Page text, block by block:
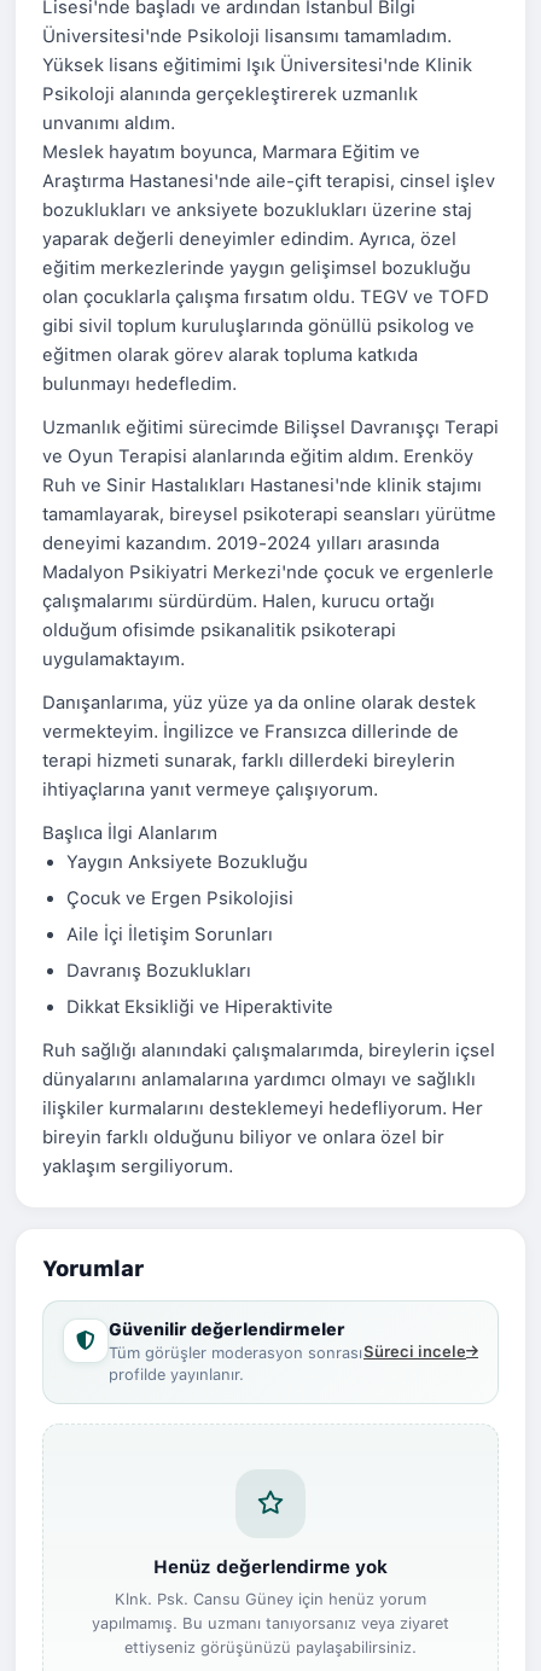
Lisesi'nde başladı ve ardından İstanbul Bilgi
Üniversitesi'nde Psikoloji lisansımı tamamladım.
Yüksek lisans eğitimimi Işık Üniversitesi'nde Klinik
Psikoloji alanında gerçekleştirerek uzmanlık
unvanımı aldım.
Meslek hayatım boyunca, Marmara Eğitim ve
Araştırma Hastanesi'nde aile-çift terapisi, cinsel işlev
bozuklukları ve anksiyete bozuklukları üzerine staj
yaparak değerli deneyimler edindim. Ayrıca, özel
eğitim merkezlerinde yaygın gelişimsel bozukluğu
olan çocuklarla çalışma fırsatım oldu. TEGV ve TOFD
gibi sivil toplum kuruluşlarında gönüllü psikolog ve
eğitmen olarak görev alarak topluma katkıda
bulunmayı hedefledim.
Uzmanlık eğitimi sürecimde Bilişsel Davranışçı Terapi
ve Oyun Terapisi alanlarında eğitim aldım. Erenköy
Ruh ve Sinir Hastalıkları Hastanesi'nde klinik stajımı
tamamlayarak, bireysel psikoterapi seansları yürütme
deneyimi kazandım. 2019-2024 yılları arasında
Madalyon Psikiyatri Merkezi'nde çocuk ve ergenlerle
çalışmalarımı sürdürdüm. Halen, kurucu ortağı
olduğum ofisimde psikanalitik psikoterapi
uygulamaktayım.
Danışanlarıma, yüz yüze ya da online olarak destek
vermekteyim. İngilizce ve Fransızca dillerinde de
terapi hizmeti sunarak, farklı dillerdeki bireylerin
ihtiyaçlarına yanıt vermeye çalışıyorum.
Başlıca İlgi Alanlarım
Yaygın Anksiyete Bozukluğu
Çocuk ve Ergen Psikolojisi
Aile İçi İletişim Sorunları
Davranış Bozuklukları
Dikkat Eksikliği ve Hiperaktivite
Ruh sağlığı alanındaki çalışmalarımda, bireylerin içsel
dünyalarını anlamalarına yardımcı olmayı ve sağlıklı
ilişkiler kurmalarını desteklemeyi hedefliyorum. Her
bireyin farklı olduğunu biliyor ve onlara özel bir
yaklaşım sergiliyorum.
Yorumlar
Güvenilir değerlendirmeler
Tüm görüşler moderasyon sonrası
profilde yayınlanır.
Süreci incele
Henüz değerlendirme yok
Klnk. Psk. Cansu Güney için henüz yorum
yapılmamış. Bu uzmanı tanıyorsanız veya ziyaret
ettiyseniz görüşünüzü paylaşabilirsiniz.